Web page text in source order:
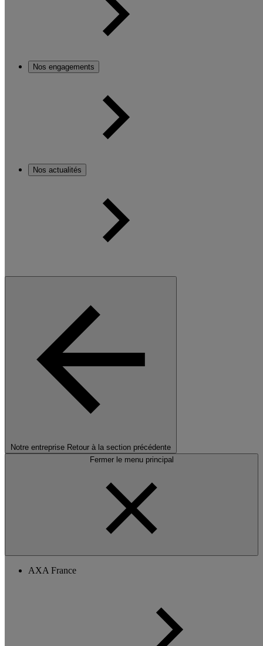
Nos engagements
Nos actualités
Notre entreprise Retour à la section précédente
Fermer le menu principal
AXA France